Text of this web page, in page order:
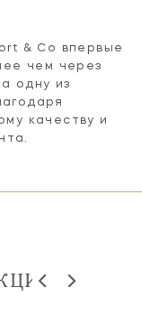
& Co впервые
чем через
одну из
качеству и